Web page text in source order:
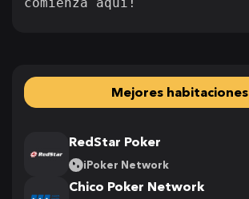
Mejores habitaciones
RedStar Poker
iPoker Network
Chico Poker Network